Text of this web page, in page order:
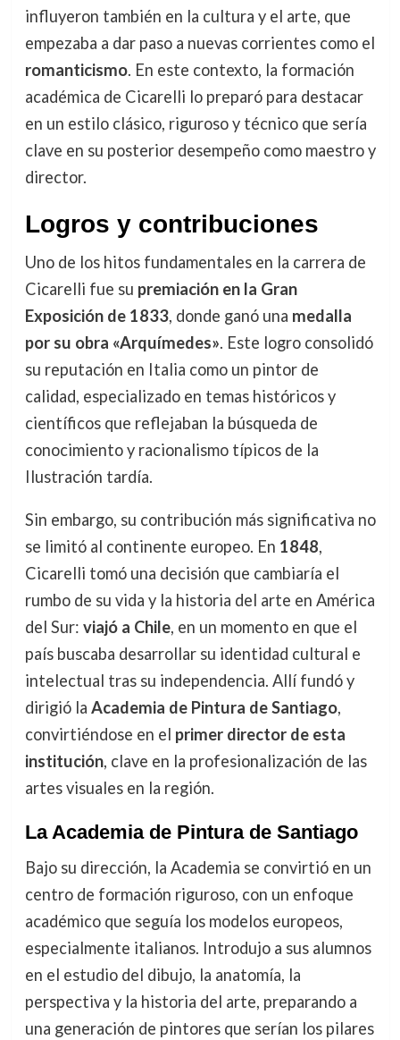
influyeron también en la cultura y el arte, que
empezaba a dar paso a nuevas corrientes como el
romanticismo. En este contexto, la formación
académica de Cicarelli lo preparó para destacar
en un estilo clásico, riguroso y técnico que sería
clave en su posterior desempeño como maestro y
director.
Logros y contribuciones
Uno de los hitos fundamentales en la carrera de
Cicarelli fue su premiación en la Gran
Exposición de 1833, donde ganó una medalla
por su obra «Arquímedes». Este logro consolidó
su reputación en Italia como un pintor de
calidad, especializado en temas históricos y
científicos que reflejaban la búsqueda de
conocimiento y racionalismo típicos de la
Ilustración tardía.
Sin embargo, su contribución más significativa no
se limitó al continente europeo. En 1848,
Cicarelli tomó una decisión que cambiaría el
rumbo de su vida y la historia del arte en América
del Sur: viajó a Chile, en un momento en que el
país buscaba desarrollar su identidad cultural e
intelectual tras su independencia. Allí fundó y
dirigió la Academia de Pintura de Santiago,
convirtiéndose en el primer director de esta
institución, clave en la profesionalización de las
artes visuales en la región.
La Academia de Pintura de Santiago
Bajo su dirección, la Academia se convirtió en un
centro de formación riguroso, con un enfoque
académico que seguía los modelos europeos,
especialmente italianos. Introdujo a sus alumnos
en el estudio del dibujo, la anatomía, la
perspectiva y la historia del arte, preparando a
una generación de pintores que serían los pilares